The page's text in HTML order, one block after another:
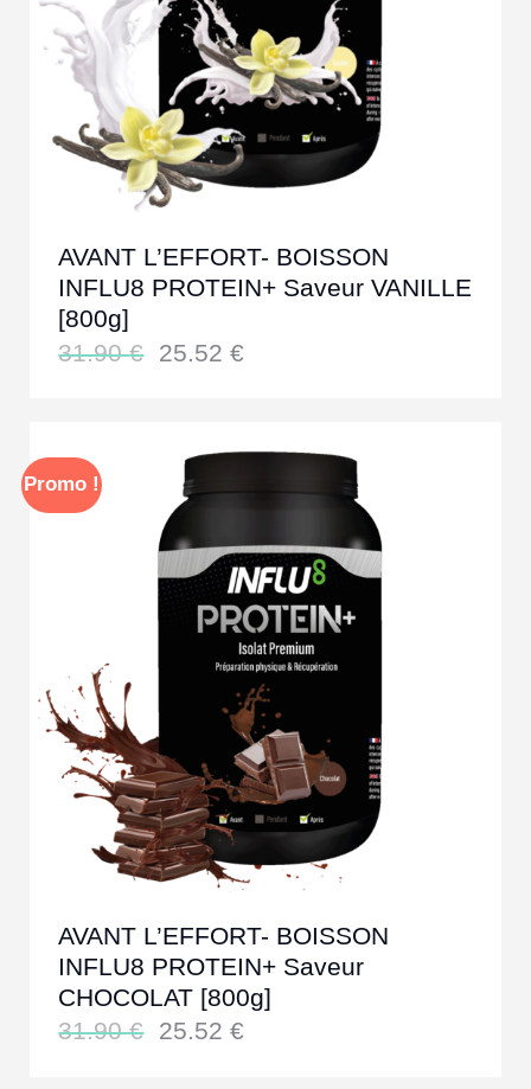
AVANT L’EFFORT- BOISSON
INFLU8 PROTEIN+ Saveur VANILLE
[800g]
31.90€ 25.52 €
Promo !
AVANT L’EFFORT- BOISSON
INFLU8 PROTEIN+ Saveur
CHOCOLAT [800g]
31.90€ 25.52 €